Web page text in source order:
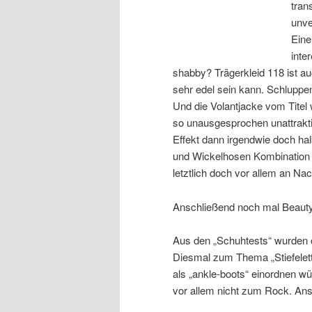
shabby? Trägerkleid 118 ist
sehr edel sein kann.
Und die Volantjacke vom
so unausgesprochen
Effekt dann irgendwie doch
und Wickelhosen
letztlich doch vor allem an
Anschließend noch mal
Aus den „Schuhtests“
Diesmal zum Thema
als „ankle-boots“ einordnen
vor allem nicht zum Rock.